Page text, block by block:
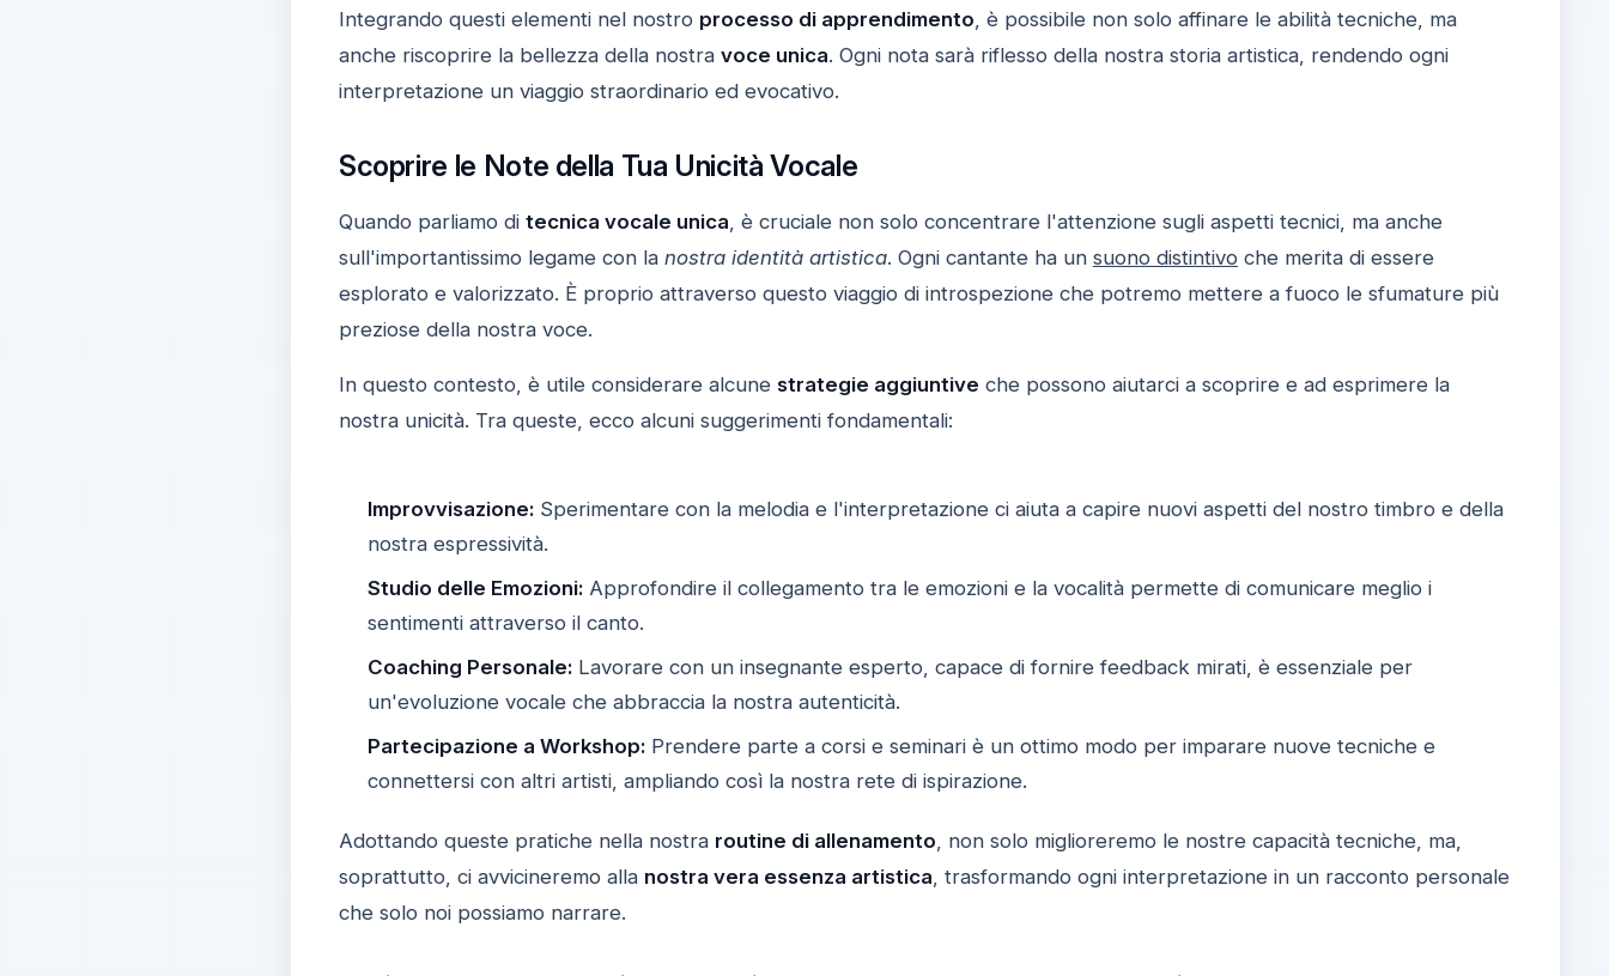
Integrando questi elementi nel nostro processo di apprendimento , è possibile non solo affinare le abilità tecniche, ma
anche riscoprire la bellezza della nostra voce unica. Ogni nota sarà riflesso della nostra storia artistica, rendendo ogni
interpretazione un viaggio straordinario ed evocativo.
Scoprire le Note della Tua Unicità Vocale
Quando parliamo di tecnica vocale unica , è cruciale non solo concentrare l'attenzione sugli aspetti tecnici, ma anche
sull'importantissimo legame con la nostra identità artistica. Ogni cantante ha un suono distintivo che merita di essere
esplorato e valorizzato. È proprio attraverso questo viaggio di introspezione che potremo mettere a fuoco le sfumature più
preziose della nostra voce.
In questo contesto, è utile considerare alcune strategie aggiuntive che possono aiutarci a scoprire e ad esprimere la
nostra unicità. Tra queste, ecco alcuni suggerimenti fondamentali:
Improvvisazione:Sperimentare con la melodia e l'interpretazione ci aiuta a capire nuovi aspetti del nostro timbro e della
nostra espressività.
Studio delle Emozioni:Approfondire il collegamento tra le emozioni e la vocalità permette di comunicare meglio i
sentimenti attraverso il canto.
Coaching Personale:Lavorare con un insegnante esperto, capace di fornire feedback mirati, è essenziale per
un'evoluzione vocale che abbraccia la nostra autenticità.
Partecipazione a Workshop:Prendere parte a corsi e seminari è un ottimo modo per imparare nuove tecniche e
connettersi con altri artisti, ampliando così la nostra rete di ispirazione.
Adottando queste pratiche nella nostra routine di allenamento , non solo miglioreremo le nostre capacità tecniche, ma,
soprattutto, ci avvicineremo alla nostra vera essenza artistica , trasformando ogni interpretazione in un racconto personale
che solo noi possiamo narrare.